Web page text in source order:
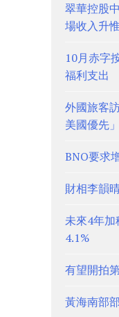
翠華控股
場收入升
10月赤字
福利支出
外國旅客
美國優先」
BNO要求
財相李韻
未來4年加
4.1%
有望開拍
黃海南部